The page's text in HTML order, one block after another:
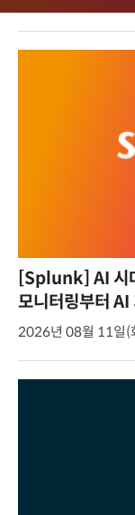
[Splunk] AI 시
모니터링부터 AI
2026년 08월 11일